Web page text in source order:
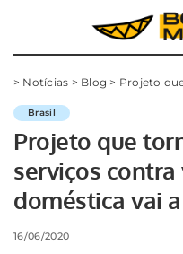
> Notícias > Blog > Projeto que torna
Brasil
Projeto que
serviços
doméstica vai
16/06/2020